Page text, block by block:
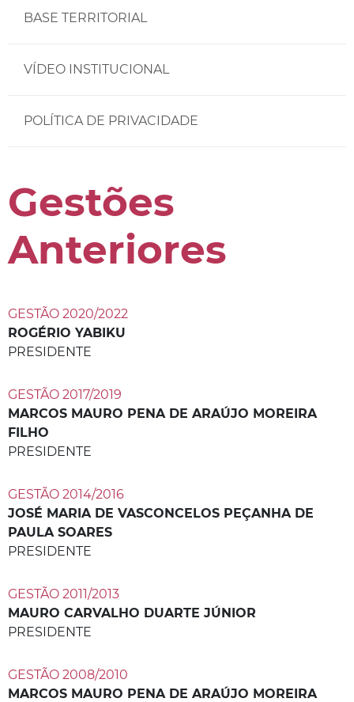
BASE TERRITORIAL
VÍDEO INSTITUCIONAL
POLÍTICA DE PRIVACIDADE
Gestões
Anteriores
GESTÃO 2020/2022
ROGÉRIO YABIKU
PRESIDENTE
GESTÃO 2017/2019
MARCOS MAURO PENA DE ARAÚJO MOREIRA
FILHO
PRESIDENTE
GESTÃO 2014/2016
JOSÉ MARIA DE VASCONCELOS PEÇANHA DE
PAULA SOARES
PRESIDENTE
GESTÃO 2011/2013
MAURO CARVALHO DUARTE JÚNIOR
PRESIDENTE
GESTÃO 2008/2010
MARCOS MAURO PENA DE ARAÚJO MOREIRA